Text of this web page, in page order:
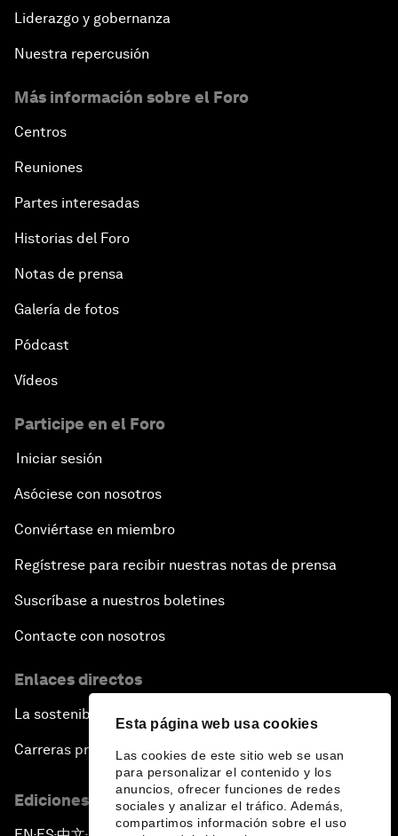
Esta página web usa cookies
Las cookies de este sitio web se usan
para personalizar el contenido y los
anuncios, ofrecer funciones de redes
sociales y analizar el tráfico. Además,
compartimos información sobre el uso
Liderazgo y gobernanza
Nuestra repercusión
Más información sobre el Foro
Centros
Reuniones
Partes interesadas
Historias del Foro
Notas de prensa
Galería de fotos
Pódcast
Vídeos
Participe en el Foro
Iniciar sesión
Asóciese con nosotros
Conviértase en miembro
Regístrese para recibir nuestras notas de prensa
Suscríbase a nuestros boletines
Contacte con nosotros
Enlaces directos
La sostenibilidad en el Foro
Carreras profesionales
Ediciones en otros idiomas
▪ ▪ ▪